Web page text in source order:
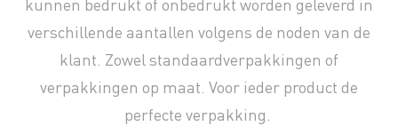
kunnen bedrukt of onbedrukt worden geleverd in
verschillende aantallen volgens de noden van de
klant. Zowel standaardverpakkingen of
verpakkingen op maat. Voor ieder product de
perfecte verpakking.